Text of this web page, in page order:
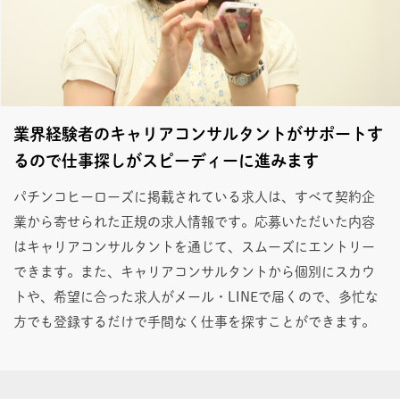
業界経験者のキャリアコンサルタントがサポートす
るので仕事探しがスピーディーに進みます
パチンコヒーローズに掲載されている求人は、すべて契約企
業から寄せられた正規の求人情報です。応募いただいた内容
はキャリアコンサルタントを通じて、スムーズにエントリー
できます。また、キャリアコンサルタントから個別にスカウ
トや、希望に合った求人がメール・LINEで届くので、多忙な
方でも登録するだけで手間なく仕事を探すことができます。